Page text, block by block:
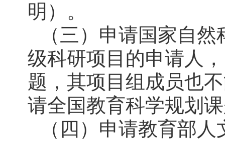
明）。
（三）申请国家自
级科研项目的申请人
题，其项目组成员也
请全国教育科学规划
（四）申请教育部